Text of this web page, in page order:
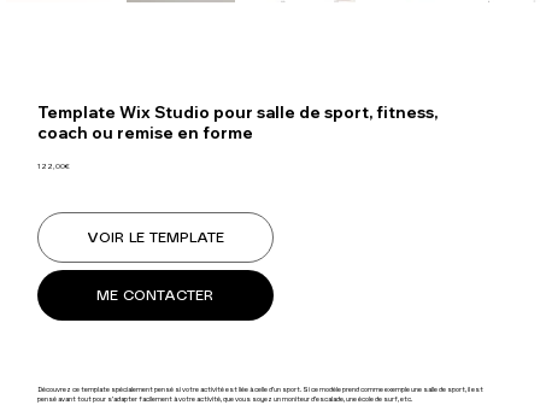
Template Wix Studio pour salle de sport, fitness,
coach ou remise en forme
122,00€
VOIR LE TEMPLATE
ME CONTACTER
Découvrez ce template spécialement pensé si votre activité est liée à celle d'un sport. Si ce modèle prend comme exemple une salle de sport, il est
pensé avant tout pour s'adapter facilement à votre activité, que vous soyez un moniteur d'escalade, une école de surf, etc.